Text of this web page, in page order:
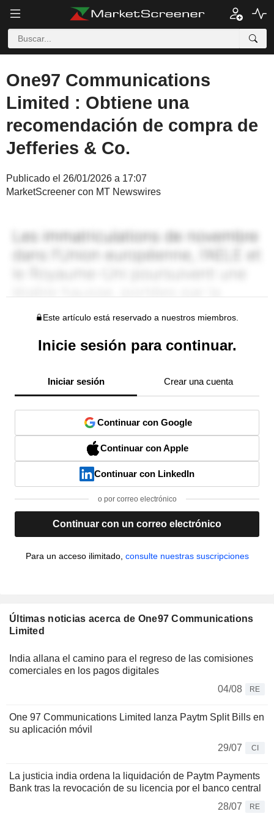
One97 Communications
Limited : Obtiene una
recomendación de compra de
Jefferies & Co.
Publicado el 26/01/2026 a 17:07
MarketScreener con MT Newswires
Este artículo está reservado a nuestros miembros.
Inicie sesión para continuar.
Iniciar sesión Crear una cuenta
Continuar con Google
Continuar con Apple
Continuar con LinkedIn
o por correo electrónico
Continuar con un correo electrónico
Para un acceso ilimitado, consulte nuestras suscripciones
Últimas noticias acerca de One97 Communications
Limited
India allana el camino para el regreso de las comisiones
comerciales en los pagos digitales
04/08
RE
One 97 Communications Limited lanza Paytm Split Bills en
su aplicación móvil
29/07
CI
La justicia india ordena la liquidación de Paytm Payments
Bank tras la revocación de su licencia por el banco central
28/07
RE